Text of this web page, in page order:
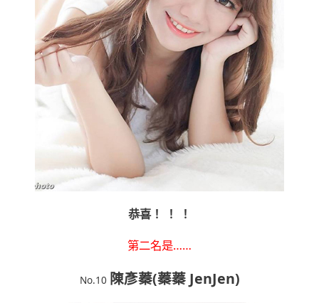
恭喜！ ！ ！
第二名是……
No.10 陳彥蓁(蓁蓁 JenJen)